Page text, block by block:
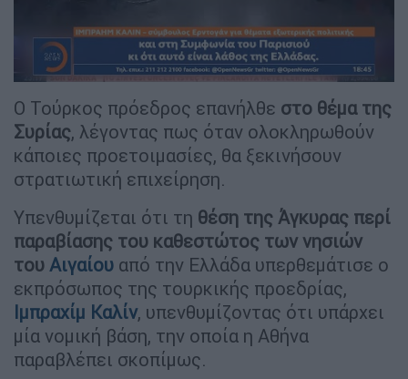
Ο Τούρκος πρόεδρος επανήλθε στο θέμα της
Συρίας, λέγοντας πως όταν ολοκληρωθούν
κάποιες προετοιμασίες, θα ξεκινήσουν
στρατιωτική επιχείρηση.
Yπενθυμίζεται ότι τη θέση της Άγκυρας περί
παραβίασης του καθεστώτος των νησιών
του Αιγαίου από την Ελλάδα υπερθεμάτισε ο
εκπρόσωπος της τουρκικής προεδρίας,
Ιμπραχίμ Καλίν, υπενθυμίζοντας ότι υπάρχει
μία νομική βάση, την οποία η Αθήνα
παραβλέπει σκοπίμως.